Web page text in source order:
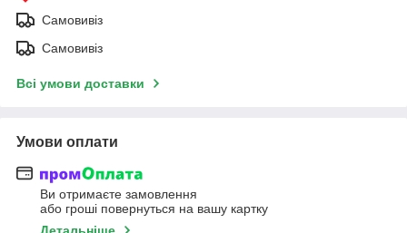
Самовивіз
Самовивіз
Всі умови доставки
Умови оплати
Ви отримаєте замовлення
або гроші повернуться на вашу картку